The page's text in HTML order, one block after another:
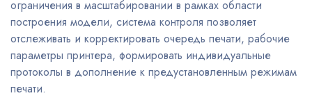
ограничения в масштабировании в рамках области
построения модели, система контроля позволяет
отслеживать и корректировать очередь печати, рабочие
параметры принтера, формировать индивидуальные
протоколы в дополнение к предустановленным режимам
печати.